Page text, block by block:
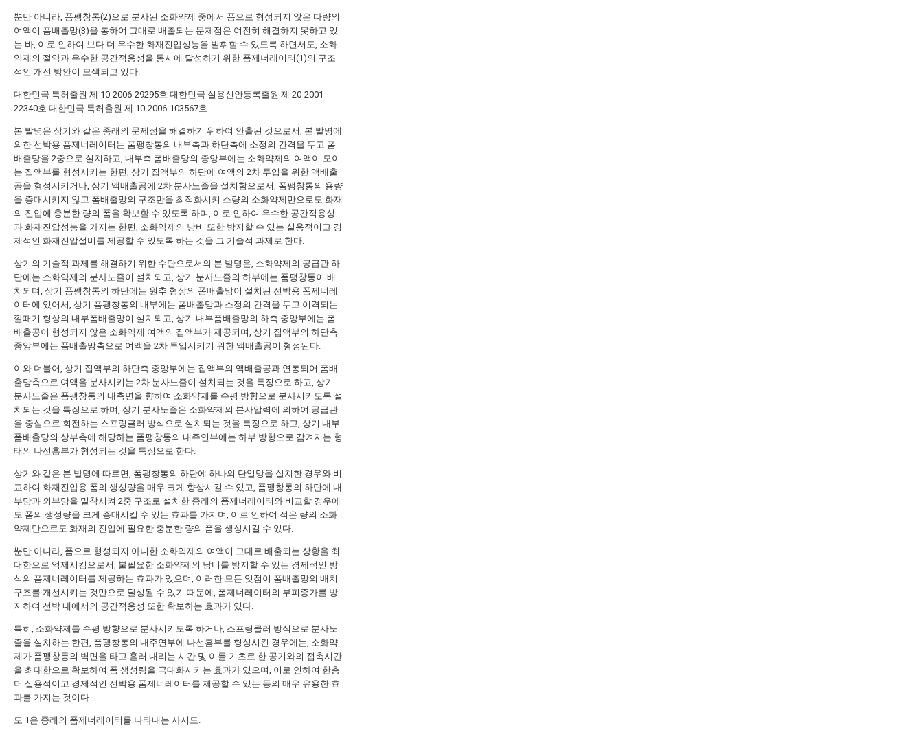
뿐만 아니라, 폼팽창통(2)으로 분사된 소화약제 중에서 폼으로 형성되지 않은 다량의
여액이 폼배출망(3)을 통하여 그대로 배출되는 문제점은 여전히 해결하지 못하고 있
는 바, 이로 인하여 보다 더 우수한 화재진압성능을 발휘할 수 있도록 하면서도, 소화
약제의 절약과 우수한 공간적용성을 동시에 달성하기 위한 폼제너레이터(1)의 구조
적인 개선 방안이 모색되고 있다.
대한민국 특허출원 제 10-2006-29295호 대한민국 실용신안등록출원 제 20-2001-
22340호 대한민국 특허출원 제 10-2006-103567호
본 발명은 상기와 같은 종래의 문제점을 해결하기 위하여 안출된 것으로서, 본 발명에
의한 선박용 폼제너레이터는 폼팽창통의 내부측과 하단측에 소정의 간격을 두고 폼
배출망을 2중으로 설치하고, 내부측 폼배출망의 중앙부에는 소화약제의 여액이 모이
는 집액부를 형성시키는 한편, 상기 집액부의 하단에 여액의 2차 투입을 위한 액배출
공을 형성시키거나, 상기 액배출공에 2차 분사노즐을 설치함으로서, 폼팽창통의 용량
을 증대시키지 않고 폼배출망의 구조만을 최적화시켜 소량의 소화약제만으로도 화재
의 진압에 충분한 량의 폼을 확보할 수 있도록 하며, 이로 인하여 우수한 공간적용성
과 화재진압성능을 가지는 한편, 소화약제의 낭비 또한 방지할 수 있는 실용적이고 경
제적인 화재진압설비를 제공할 수 있도록 하는 것을 그 기술적 과제로 한다.
상기의 기술적 과제를 해결하기 위한 수단으로서의 본 발명은, 소화약제의 공급관 하
단에는 소화약제의 분사노즐이 설치되고, 상기 분사노즐의 하부에는 폼팽창통이 배
치되며, 상기 폼팽창통의 하단에는 원추 형상의 폼배출망이 설치된 선박용 폼제너레
이터에 있어서, 상기 폼팽창통의 내부에는 폼배출망과 소정의 간격을 두고 이격되는
깔때기 형상의 내부폼배출망이 설치되고, 상기 내부폼배출망의 하측 중앙부에는 폼
배출공이 형성되지 않은 소화약제 여액의 집액부가 제공되며, 상기 집액부의 하단측
중앙부에는 폼배출망측으로 여액을 2차 투입시키기 위한 액배출공이 형성된다.
이와 더불어, 상기 집액부의 하단측 중앙부에는 집액부의 액배출공과 연통되어 폼배
출망측으로 여액을 분사시키는 2차 분사노즐이 설치되는 것을 특징으로 하고, 상기
분사노즐은 폼팽창통의 내측면을 향하여 소화약제를 수평 방향으로 분사시키도록 설
치되는 것을 특징으로 하며, 상기 분사노즐은 소화약제의 분사압력에 의하여 공급관
을 중심으로 회전하는 스프링클러 방식으로 설치되는 것을 특징으로 하고, 상기 내부
폼배출망의 상부측에 해당하는 폼팽창통의 내주연부에는 하부 방향으로 감겨지는 형
태의 나선홈부가 형성되는 것을 특징으로 한다.
상기와 같은 본 발명에 따르면, 폼팽창통의 하단에 하나의 단일망을 설치한 경우와 비
교하여 화재진압용 폼의 생성량을 매우 크게 향상시킬 수 있고, 폼팽창통의 하단에 내
부망과 외부망을 밀착시켜 2중 구조로 설치한 종래의 폼제너레이터와 비교할 경우에
도 폼의 생성량을 크게 증대시킬 수 있는 효과를 가지며, 이로 인하여 적은 량의 소화
약제만으로도 화재의 진압에 필요한 충분한 량의 폼을 생성시킬 수 있다.
뿐만 아니라, 폼으로 형성되지 아니한 소화약제의 여액이 그대로 배출되는 상황을 최
대한으로 억제시킴으로서, 불필요한 소화약제의 낭비를 방지할 수 있는 경제적인 방
식의 폼제너레이터를 제공하는 효과가 있으며, 이러한 모든 잇점이 폼배출망의 배치
구조를 개선시키는 것만으로 달성될 수 있기 때문에, 폼제너레이터의 부피증가를 방
지하여 선박 내에서의 공간적용성 또한 확보하는 효과가 있다.
특히, 소화약제를 수평 방향으로 분사시키도록 하거나, 스프링클러 방식으로 분사노
즐을 설치하는 한편, 폼팽창통의 내주연부에 나선홈부를 형성시킨 경우에는, 소화약
제가 폼팽창통의 벽면을 타고 흘러 내리는 시간 및 이를 기초로 한 공기와의 접촉시간
을 최대한으로 확보하여 폼 생성량을 극대화시키는 효과가 있으며, 이로 인하여 한층
더 실용적이고 경제적인 선박용 폼제너레이터를 제공할 수 있는 등의 매우 유용한 효
과를 가지는 것이다.
도 1은 종래의 폼제너레이터를 나타내는 사시도.